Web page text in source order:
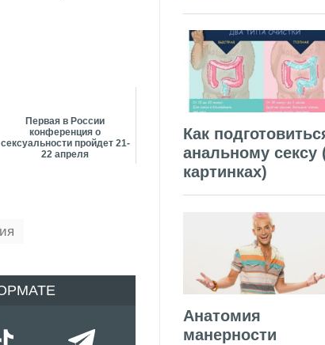
Первая в России
конференция о
сексуальности пройдет 21-
22 апреля
Как
анальному сексу
картинках)
Анатомия
манерности